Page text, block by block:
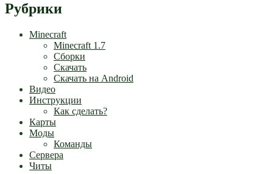
Рубрики
Minecraft
Minecraft 1.7
Сборки
Скачать
Скачать на Android
Видео
Инструкции
Как сделать?
Карты
Моды
Команды
Сервера
Читы